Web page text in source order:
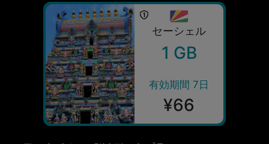
セーシェル
1 GB
有効期間 7日
¥66